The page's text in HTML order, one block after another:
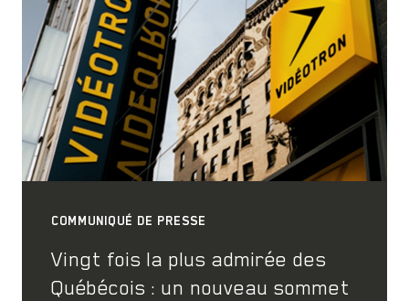
COMMUNIQUÉ DE PRESSE
Vingt fois la plus admirée des
Québécois : un nouveau sommet